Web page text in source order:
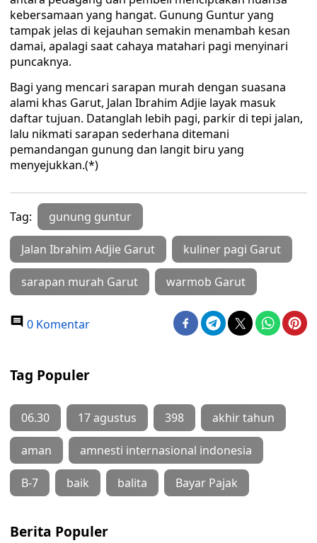
kebersamaan yang hangat. Gunung Guntur yang
tampak jelas di kejauhan semakin menambah kesan
damai, apalagi saat cahaya matahari pagi menyinari
puncaknya.
Bagi yang mencari sarapan murah dengan suasana
alami khas Garut, Jalan Ibrahim Adjie layak masuk
daftar tujuan. Datanglah lebih pagi, parkir di tepi jalan,
lalu nikmati sarapan sederhana ditemani
pemandangan gunung dan langit biru yang
menyejukkan.(*)
Tag: gunung guntur
Jalan Ibrahim Adjie Garut kuliner pagi Garut
sarapan murah Garut warmob Garut
0 Komentar
Tag Populer
06.30 17 agustus 398 akhir tahun
aman amnesti internasional indonesia
B-7 baik balita Bayar Pajak
Berita Populer